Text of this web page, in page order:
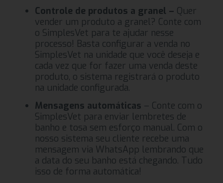
Controle de produtos a granel – Quer
vender um produto a granel? Conte com
o SimplesVet para te ajudar nesse
processo! Basta configurar a venda no
SimplesVet na unidade que você deseja e
cada vez que for fazer uma venda deste
produto, o sistema registrará o produto
na unidade configurada.
Mensagens automáticas – Conte com o
SimplesVet para enviar lembretes de
banho e tosa sem esforço manual. Com o
nosso sistema seu cliente recebe uma
mensagem via WhatsApp lembrando que
a data do seu banho está chegando. Tudo
isso de forma automática!